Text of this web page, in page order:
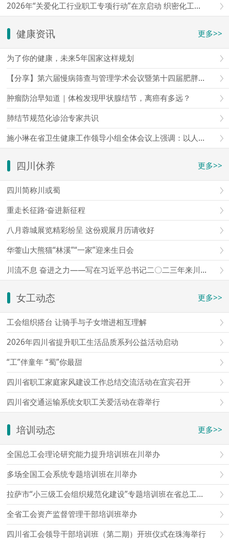
2026年“关爱化工行业职工专项行动”在京启动 织密化工行业职工权益维护“防护网”
健康资讯 更多>>
为了你的健康，未来5年国家这样规划
【分享】第六届慢病筛查与管理学术会议暨第十四届肥胖与体重管理学术会议暨第四届星海论健
肿瘤防治早知道｜体检发现甲状腺结节，离癌有多远？
肺结节规范化诊治专家共识
施小琳在省卫生健康工作领导小组全体会议上强调：以人口和需求变化为导向，加快构建全方位全周期服务体系，更好守护人民群众生命
四川休养 更多>>
四川简称川或蜀
重走长征路·奋进新征程
八月蓉城展览精彩纷呈 这份观展月历请收好
华蓥山大熊猫“林溪”“一家”迎来生日会
川流不息 奋进之力——写在习近平总书记二〇二三年来川视察三周年之际
女工动态 更多>>
工会组织搭台 让骑手与子女增进相互理解
2026年四川省提升职工生活品质系列公益活动启动
“工”伴童年 “蜀”你最甜
四川省职工家庭家风建设工作总结交流活动在宜宾召开
四川省交通运输系统女职工关爱活动在蓉举行
培训动态 更多>>
全国总工会理论研究能力提升培训班在川举办
多场全国工会系统专题培训班在川举办
拉萨市“小三级工会组织规范化建设”专题培训班在省总工会成都工人疗养院举办
全省工会资产监督管理干部培训班举办
四川省工会领导干部培训班（第二期）开班仪式在珠海举行